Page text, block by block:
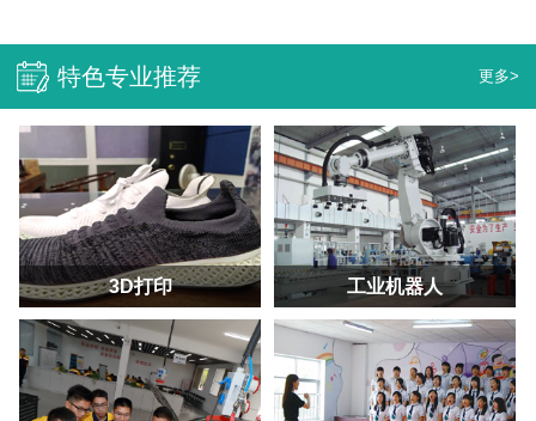
特色专业推荐 更多>
3D打印 工业机器人